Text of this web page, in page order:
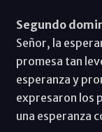
Segundo
Señor, la
promesa tan
esperanza y
expresaron los
una esperanza